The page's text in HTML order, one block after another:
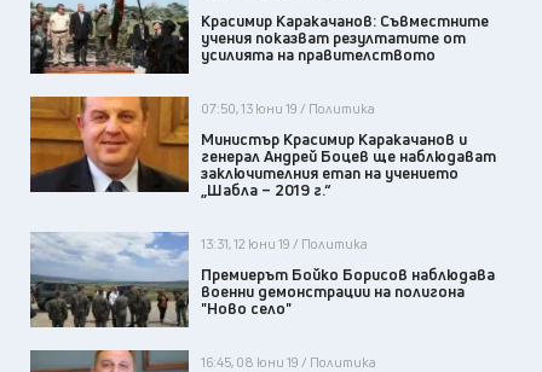
Красимир Каракачанов: Съвместните
учения показват резултатите от
усилията на правителството
07:50, 13 юни 19 / Политика
Министър Красимир Каракачанов и
генерал Андрей Боцев ще наблюдават
заключителния етап на учението
„Шабла – 2019 г.“
13:31, 12 юни 19 / Политика
Премиерът Бойко Борисов наблюдава
военни демонстрации на полигона
"Ново село"
16:45, 08 юни 19 / Политика